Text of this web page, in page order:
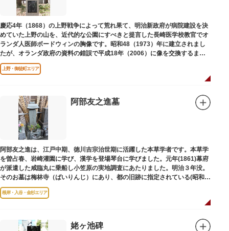
慶応4年（1868）の上野戦争によって荒れ果て、明治新政府が病院建設を決
めていた上野の山を、近代的な公園にすべきと提言した長崎医学校教官でオ
ランダ人医師ボードウィンの胸像です。昭和48（1973）年に建立されまし
たが、オランダ政府の資料の錯誤で平成18年（2006）に像を交換するまで
は博士の弟の像でした。
上野・御徒町エリア
阿部友之進墓
阿部友之進は、江戸中期、徳川吉宗治世期に活躍した本草学者です。本草学
を曽占春、岩崎灌園に学び、漢学を登場琴台に学びました。元年(1861)幕府
が派遣した咸臨丸に乗船し小笠原の実地調査にあたりました。明治３年没。
そのお墓は梅林寺（ばいりんじ）にあり、都の旧跡に指定されている(昭和３
年指定)。
根岸・入谷・金杉エリア
姥ヶ池碑